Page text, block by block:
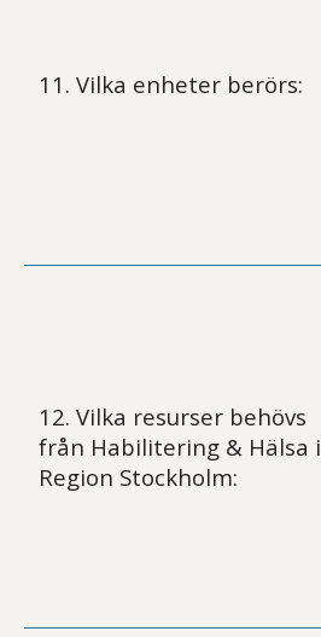
11. Vilka enheter berörs:
12. Vilka resurser behövs
från Habilitering & Hälsa i
Region Stockholm: